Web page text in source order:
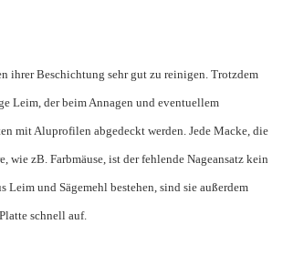
ihrer Beschichtung sehr gut zu reinigen. Trotzdem
Leim, der beim Annagen und eventuellem
mit Aluprofilen abgedeckt werden. Jede Macke, die
zB. Farbmäuse, ist der fehlende Nageansatz kein
und Sägemehl bestehen, sind sie außerdem
schnell auf.